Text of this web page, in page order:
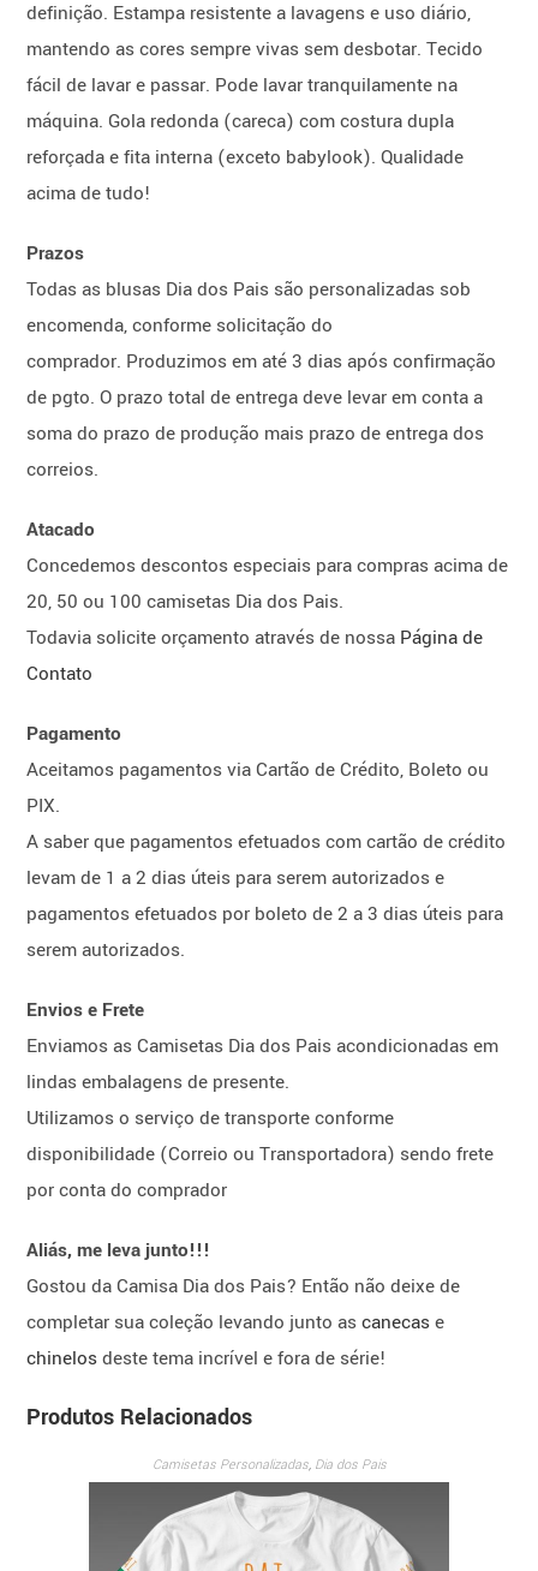
definição. Estampa resistente a lavagens e uso diário,
mantendo as cores sempre vivas sem desbotar. Tecido
fácil de lavar e passar. Pode lavar tranquilamente na
máquina. Gola redonda (careca) com costura dupla
reforçada e fita interna (exceto babylook). Qualidade
acima de tudo!
Prazos
Todas as blusas Dia dos Pais são personalizadas sob
encomenda, conforme solicitação do
comprador. Produzimos em até 3 dias após confirmação
de pgto. O prazo total de entrega deve levar em conta a
soma do prazo de produção mais prazo de entrega dos
correios.
Atacado
Concedemos descontos especiais para compras acima de
20, 50 ou 100 camisetas Dia dos Pais.
Todavia solicite orçamento através de nossa Página de
Contato
Pagamento
Aceitamos pagamentos via Cartão de Crédito, Boleto ou
PIX.
A saber que pagamentos efetuados com cartão de crédito
levam de 1 a 2 dias úteis para serem autorizados e
pagamentos efetuados por boleto de 2 a 3 dias úteis para
serem autorizados.
Envios e Frete
Enviamos as Camisetas Dia dos Pais acondicionadas em
lindas embalagens de presente.
Utilizamos o serviço de transporte conforme
disponibilidade (Correio ou Transportadora) sendo frete
por conta do comprador
Aliás, me leva junto!!!
Gostou da Camisa Dia dos Pais? Então não deixe de
completar sua coleção levando junto ascanecase
chinelosdeste tema incrível e fora de série!
Produtos Relacionados
Camisetas Personalizadas, Dia dos Pais